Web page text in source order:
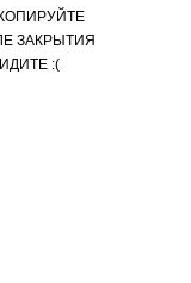
с икрой,
ЗАКРЫТИЯ
:(